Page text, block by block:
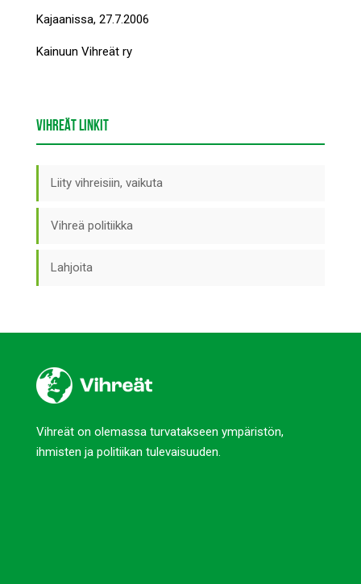
Kajaanissa, 27.7.2006
Kainuun Vihreät ry
VIHREÄT LINKIT
Liity vihreisiin, vaikuta
Vihreä politiikka
Lahjoita
Vihreät on olemassa turvatakseen ympäristön,
ihmisten ja politiikan tulevaisuuden.